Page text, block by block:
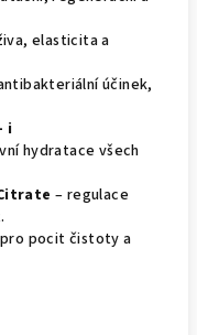
elasticita a
účinek,
i
hydratace všech
– regulace
pro pocit čistoty a